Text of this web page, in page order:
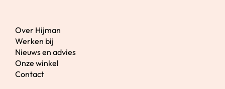
Over Hijman
Werken bij
Nieuws en advies
Onze winkel
Contact